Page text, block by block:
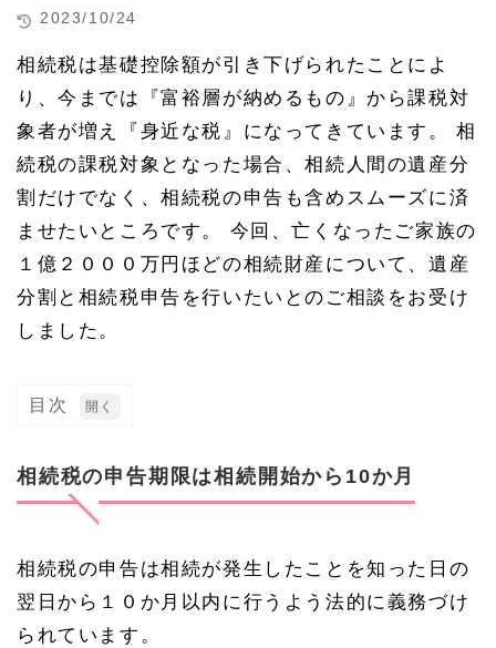
2023/10/24
相続税は基礎控除額が引き下げられたことによ
り、今までは『富裕層が納めるもの』から課税対
象者が増え『身近な税』になってきています。 相
続税の課税対象となった場合、相続人間の遺産分
割だけでなく、相続税の申告も含めスムーズに済
ませたいところです。 今回、亡くなったご家族の
１億２０００万円ほどの相続財産について、遺産
分割と相続税申告を行いたいとのご相談をお受け
しました。
目次
続
税
期
限
は
相
相続税の申告期限は相続開始から10か月
相続税の申告は相続が発生したことを知った日の
翌日から１０か月以内に行うよう法的に義務づけ
られています。